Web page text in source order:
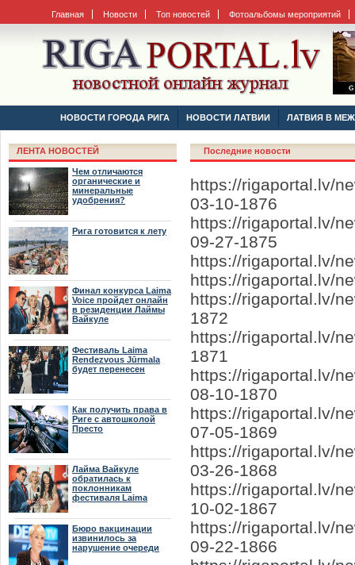
Главная Новости Топ новостей Фотоальбомы мероприятий
НОВОСТИ ГОРОДА РИГА НОВОСТИ ЛАТВИИ ЛАТВИЯ В
ЛЕНТА НОВОСТЕЙ
Чем отличаются
органические и
минеральные
удобрения?
Рига готовится к лету
Финал конкурса Laima
Voice пройдет онлайн
в резиденции Лаймы
Вайкуле
Фестиваль Laima
Rendezvous Jūrmala
будет перенесен
Как получить права в
Риге с автошколой
Престо
Лайма Вайкуле
обратилась к
поклонникам
фестиваля Laima
Бюро вакцинации
извинилось за
нарушение очереди
Последние новости
https://rigaportal.lv/
03-10-1876
https://rigaportal.lv/
09-27-1875
https://rigaportal.lv/
https://rigaportal.lv/
https://rigaportal.lv/
1872
https://rigaportal.lv/
1871
https://rigaportal.lv/
08-10-1870
https://rigaportal.lv/
07-05-1869
https://rigaportal.lv/
03-26-1868
https://rigaportal.lv/
10-02-1867
https://rigaportal.lv/
09-22-1866